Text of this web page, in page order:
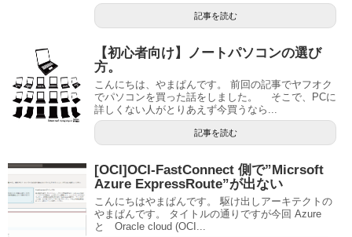
記事を読む
【初心者向け】ノートパソコンの選び
方。
こんにちは、やまぱんです。 前回の記事でヤフオク
でパソコンを買った話をしました。 そこで、PCに
詳しくない人がとりあえず今買うなら...
記事を読む
[OCI]OCI-FastConnect 側で”Micrsoft
Azure ExpressRoute”が出ない
こんにちはやまぱんです。 駆け出しアーキテクトの
やまぱんです。 タイトルの通りですが今回 Azure
と Oracle cloud (OCI...